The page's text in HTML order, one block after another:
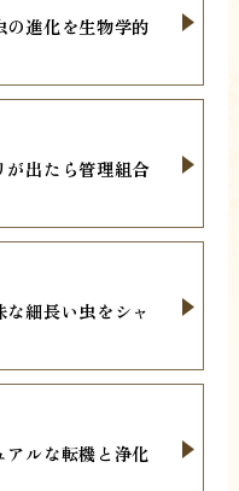
の進化を生物学的
が出たら管理組合
細長い虫をシャ
ルな転機と浄化